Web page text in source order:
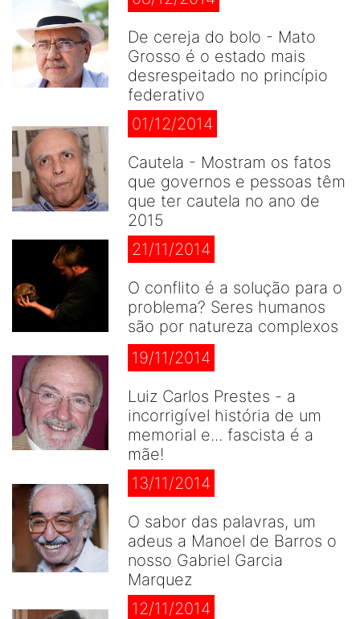
De cereja do bolo - Mato
Grosso é o estado mais
desrespeitado no princípio
federativo
01/12/2014
Cautela - Mostram os fatos
que governos e pessoas têm
que ter cautela no ano de
2015
21/11/2014
O conflito é a solução para o
problema? Seres humanos
são por natureza complexos
19/11/2014
Luiz Carlos Prestes - a
incorrigível história de um
memorial e... fascista é a
mãe!
13/11/2014
O sabor das palavras, um
adeus a Manoel de Barros o
nosso Gabriel Garcia
Marquez
12/11/2014